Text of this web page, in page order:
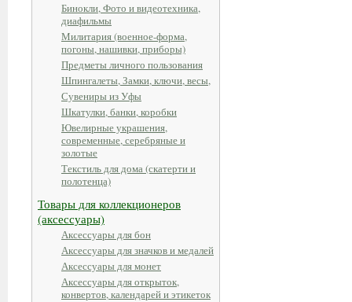
Бинокли, Фото и видеотехника,
диафильмы
Милитария (военное-форма,
погоны, нашивки, приборы)
Предметы личного пользования
Шпингалеты, Замки, ключи, весы,
Сувениры из Уфы
Шкатулки, банки, коробки
Ювелирные украшения,
современные, серебряные и
золотые
Текстиль для дома (скатерти и
полотенца)
Товары для коллекционеров
(аксессуары)
Аксессуары для бон
Аксессуары для значков и медалей
Аксессуары для монет
Аксессуары для открыток,
конвертов, календарей и этикеток